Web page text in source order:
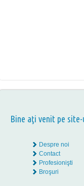
Bine aţi venit pe
Despre noi
Contact
Profesionişti
Broşuri